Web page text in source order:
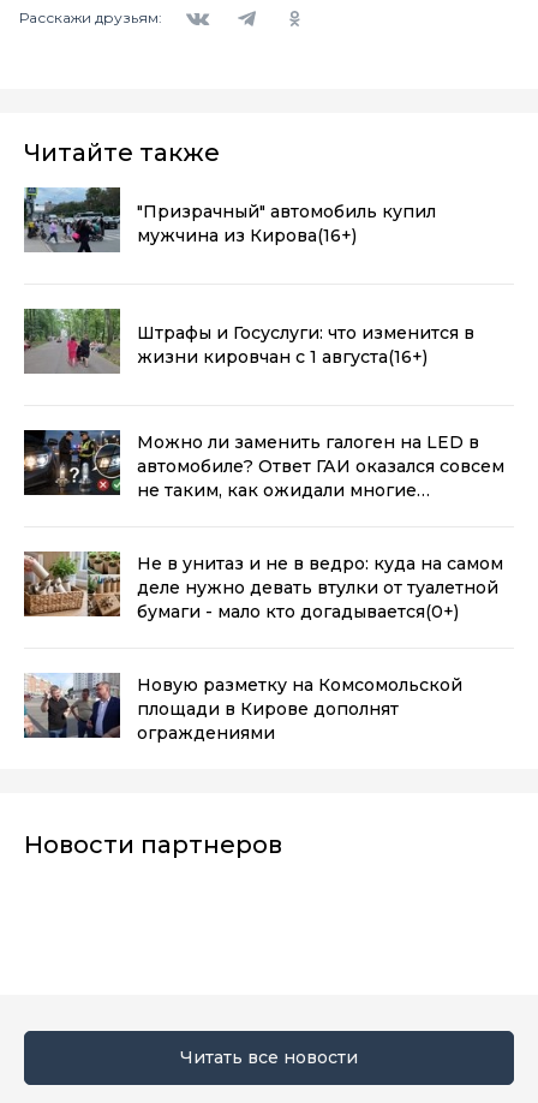
Расскажи друзьям:
Читайте также
"Призрачный" автомобиль купил
мужчина из Кирова(16+)
Штрафы и Госуслуги: что изменится в
жизни кировчан с 1 августа(16+)
Можно ли заменить галоген на LED в
автомобиле? Ответ ГАИ оказался совсем
не таким, как ожидали многие
Не в унитаз и не в ведро: куда на самом
деле нужно девать втулки от туалетной
бумаги - мало кто догадывается(0+)
Новую разметку на Комсомольской
площади в Кирове дополнят
ограждениями
Новости партнеров
Читать все новости